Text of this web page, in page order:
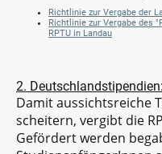
Richtlinie zur Vergabe der
Richtlinie zur Vergabe des
RPTU in Landau
2. Deutschlandstipendien:
Damit aussichtsreiche
scheitern, vergibt die
Gefördert werden